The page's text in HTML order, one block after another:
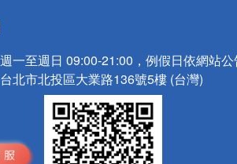
週一至週日 09:00-21:00，例假日依網站
台北市北投區大業路136號5樓 (台灣)